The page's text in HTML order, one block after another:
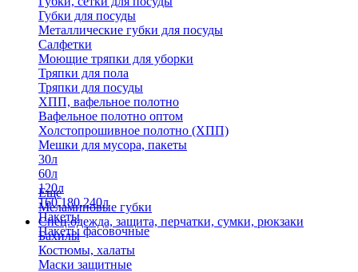
Губки для посуды
Металлические губки для посуды
Салфетки
Моющие тряпки для уборки
Тряпки для пола
Тряпки для посуды
ХПП, вафельное полотно
Вафельное полотно оптом
Холстопрошивное полотно (ХПП)
Мешки для мусора, пакеты
30л
60л
120л
160,180,240л
Пакеты
Пакеты фасовочные
Еще
Меламиновые губки
Спец.одежда, защита, перчатки, сумки, рюкзаки
Бахилы
Костюмы, халаты
Маски защитные